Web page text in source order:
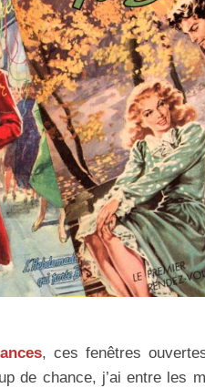
, ces fenêtres
de chance, j’ai entre les